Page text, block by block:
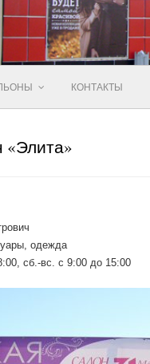
КОНТАКТЫ
«Элита»
одежда
сб.-вс. c 9:00 до 15:00